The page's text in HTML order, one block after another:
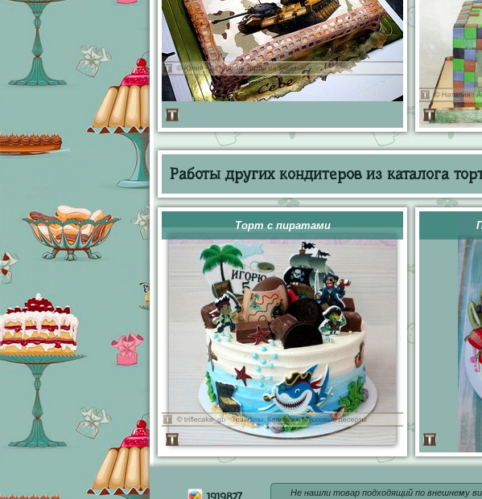
Работы других кондитеров из каталога
Торт с пиратами
Не нашли товар подходящий по внешнему